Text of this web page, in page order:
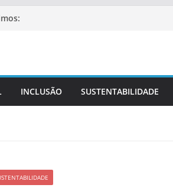
INCLUSÃO SUSTENTABILIDADE